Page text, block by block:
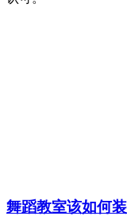
舞蹈教室该如何